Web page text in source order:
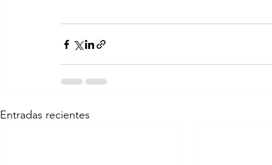
Entradas recientes